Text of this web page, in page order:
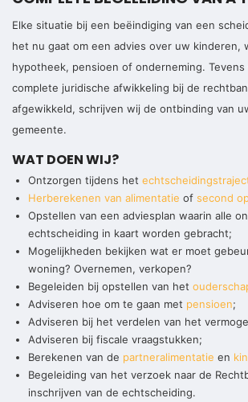
Elke situatie bij een beëindiging van een
het nu gaat om een advies over uw kinderen,
hypotheek, pensioen of onderneming.
complete juridische afwikkeling bij de
afgewikkeld, schrijven wij de ontbinding van
gemeente.
WAT DOEN WIJ?
Ontzorgen tijdens het
Herberekenen van alimentatie of second
Opstellen van een adviesplan waarin alle
echtscheiding in kaart worden gebracht;
Mogelijkheden bekijken wat er moet
woning? Overnemen, verkopen?
Begeleiden bij opstellen van het
Adviseren hoe om te gaan met pensioen;
Adviseren bij het verdelen van het
Adviseren bij fiscale vraagstukken;
Berekenen van de partneralimentatie en
Begeleiding van het verzoek naar de
inschrijven van de echtscheiding.